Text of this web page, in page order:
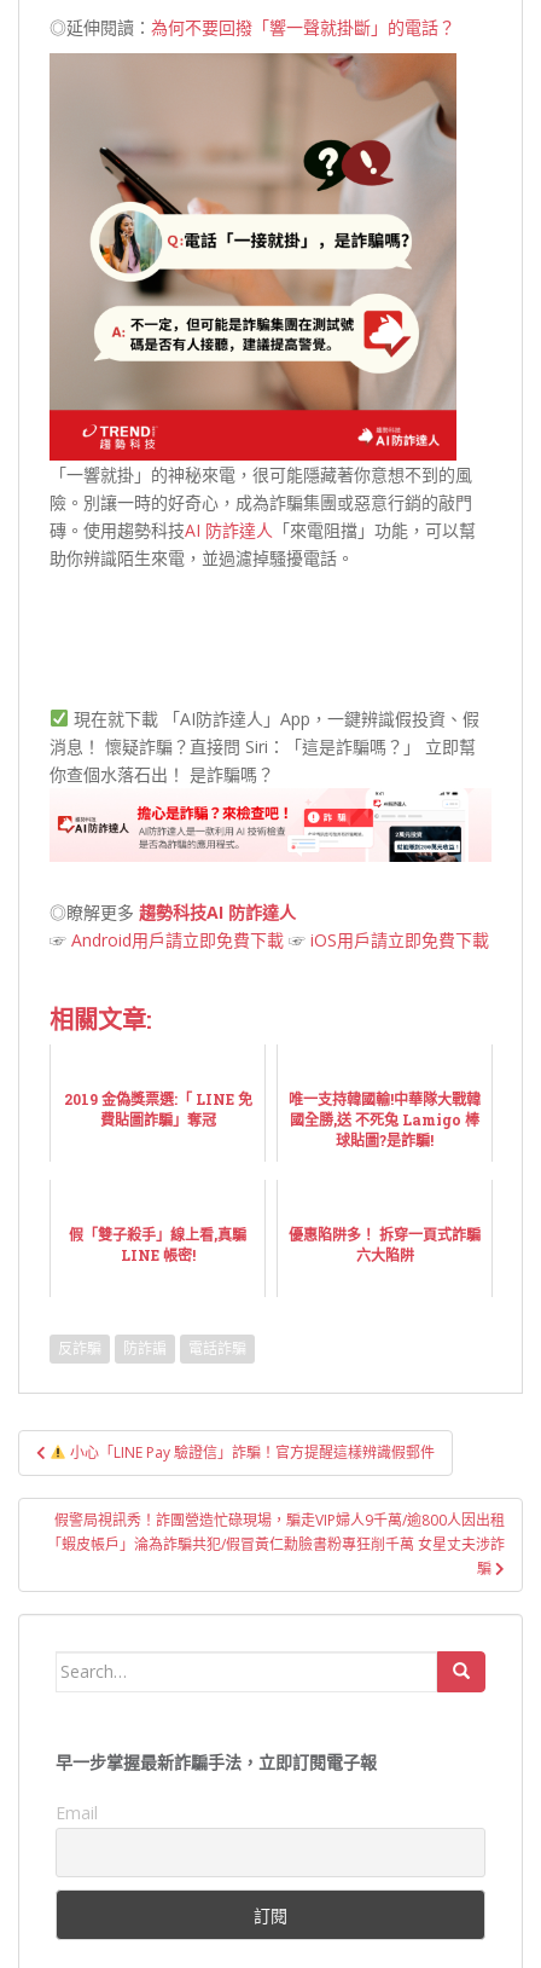
◎延伸閱讀： 為何不要回撥「響一聲就掛斷」的電話？
「一響就掛」的神秘來電，很可能隱藏著你意想不到的風
險。別讓一時的好奇心，成為詐騙集團或惡意行銷的敲門
磚。使用趨勢科技AI 防詐達人 「來電阻擋」功能，可以幫
助你辨識陌生來電，並過濾掉騷擾電話。
現在就下載 「AI防詐達人」App，一鍵辨識假投資、假
消息！ 懷疑詐騙？直接問 Siri：「這是詐騙嗎？」 立即幫
你查個水落石出！ 是詐騙嗎？
◎瞭解更多 趨勢科技AI 防詐達人
☞ Android用戶請立即免費下載 ☞ iOS用戶請立即免費下載
相關文章:
2019 金偽獎票選:「 LINE 免
費貼圖詐騙」奪冠
唯一支持韓國輸!中華隊大戰韓
國全勝,送 不死兔 Lamigo 棒
球貼圖?是詐騙!
假「雙子殺手」線上看,真騙
LINE 帳密!
優惠陷阱多！ 拆穿一頁式詐騙
六大陷阱
反詐騙 防詐諞 電話詐騙
文
章
導
小心「LINE Pay 驗證信」詐騙！官方提醒這樣辨識假郵件
假警局視訊秀！詐團營造忙碌現場，騙走VIP婦人9千萬/逾800人因出租
「蝦皮帳戶」淪為詐騙共犯/假冒黃仁勳臉書粉專狂削千萬 女星丈夫涉詐
騙
Search
早一步掌握最新詐騙手法，立即訂閱電子報
Email